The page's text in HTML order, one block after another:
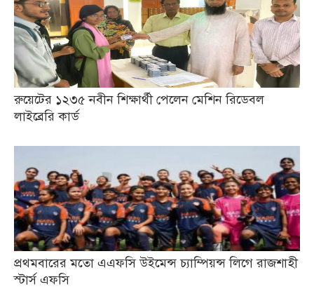
রুয়েটের ১২৩৫ নবীন শিক্ষার্থী পেলেন মেশিন রিডেবল
লাইব্রেরি কার্ড
প্রথমবারের মতো এএফসি উইমেন্স চ্যাম্পিয়ন্স লিগে রাজশাহী
স্টার্স এফসি